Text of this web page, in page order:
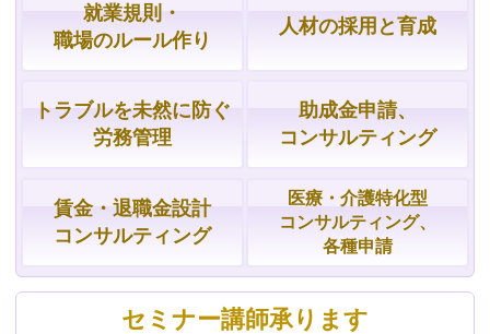
就業規則・
職場のルール作り
人材の採用と育成
トラブルを未然に防ぐ
労務管理
助成金申請、
コンサルティング
賃金・ 退職金設計
コンサルティング
医療・介護特化型
コンサルティング、
各種申請
セミナー講師承ります